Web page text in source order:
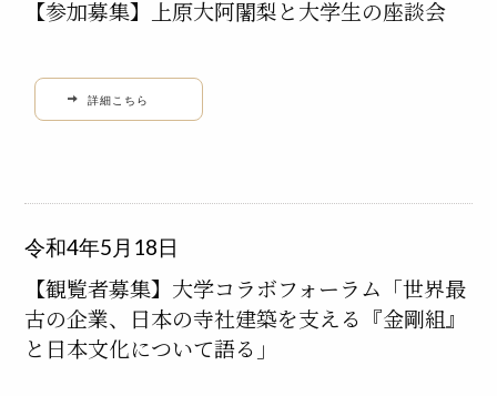
日本文化を探る
ニュース & トピックス
【参加募集】上原大阿闍梨と大学生の座談会
詳細こちら
令和4年5月18日
【観覧者募集】大学コラボフォーラム「世界最
古の企業、日本の寺社建築を支える『金剛組』
と日本文化について語る」